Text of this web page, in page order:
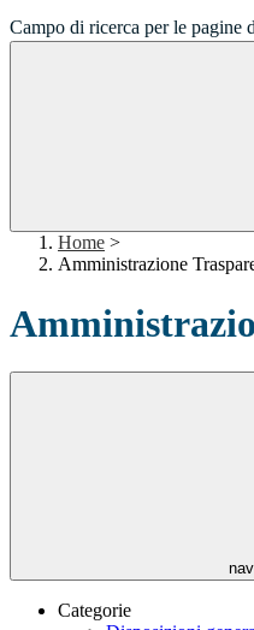
Campo di ricerca per le pagine
Home >
Amministrazione
Categorie